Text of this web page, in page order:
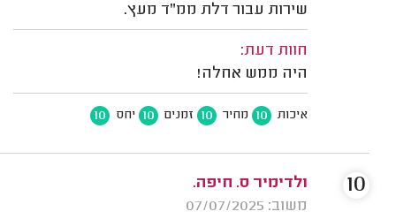
שירות עבור דלת ממ"ד מעץ.
חוות דעת:
היה ממש אחלה!
איכות 10 מחיר 10 זמנים 10 יחס 10
ולדימיר ס. חיפה.
משוב: 07/07/2025
10